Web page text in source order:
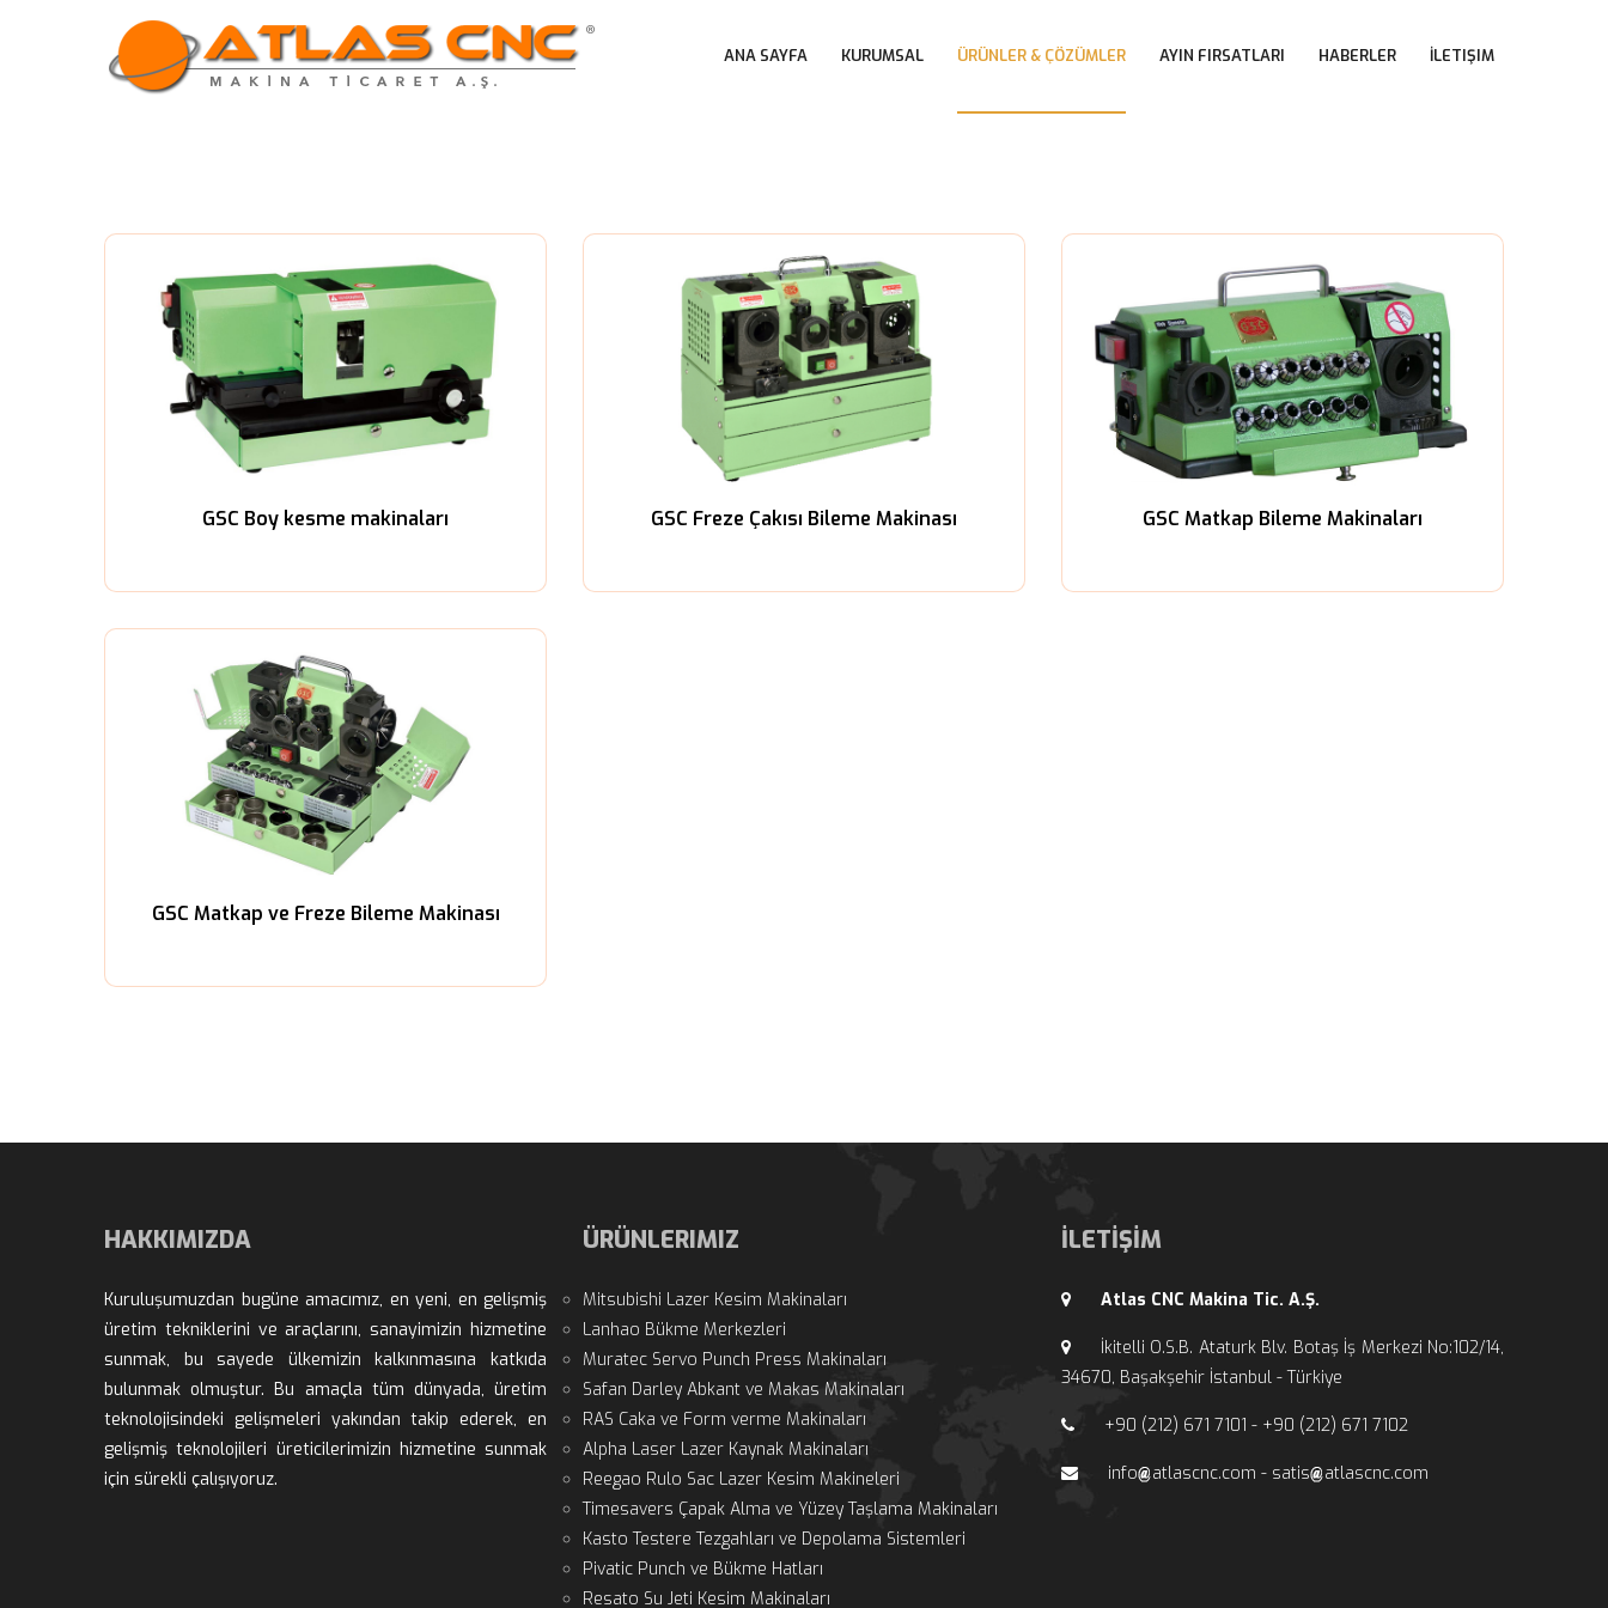
ANA SAYFA KURUMSAL ÜRÜNLER & ÇÖZÜMLER AYIN FIRSATLARI HABERLER İLETIŞIM
GSC Boy kesme makinaları GSC Freze Çakısı Bileme Makinası GSC Matkap Bileme Makinaları
GSC Matkap ve Freze Bileme Makinası
HAKKIMIZDA
Kuruluşumuzdan bugüne amacımız, en yeni, en gelişmiş
üretim tekniklerini ve araçlarını, sanayimizin hizmetine
unmak, bu sayede ülkemizin kalkınmasına katkıda
bulunmak olmuştur. Bu amaçla tüm dünyada, üretim
teknolojisindeki gelişmeleri yakından takip ederek, en
gelişmiş teknolojileri üreticilerimizin hizmetine sunmak
için sürekli çalışıyoruz.
ÜRÜNLERIMIZ
Mitsubishi Lazer Kesim Makinaları
Lanhao Bükme Merkezleri
Muratec Servo Punch Press Makinaları
Safan Darley Abkant ve Makas Makinaları
RAS Caka ve Form verme Makinaları
Alpha Laser Lazer Kaynak Makinaları
Reegao Rulo Sac Lazer Kesim Makineleri
Timesavers Çapak Alma ve Yüzey Taşlama Makinaları
Kasto Testere Tezgahları ve Depolama Sistemleri
Pivatic Punch ve Bükme Hatları
Resato Su Jeti Kesim Makinaları
İLETİŞİM
Atlas CNC Makina Tic. A.Ş.
İkitelli O.S.B. Ataturk Blv. Botaş İş Merkezi No:102/14,
34670, Başakşehir İstanbul - Türkiye
+90 (212) 671 7101 - +90 (212) 671 7102
info atlascnc.com - sati atlascnc.com